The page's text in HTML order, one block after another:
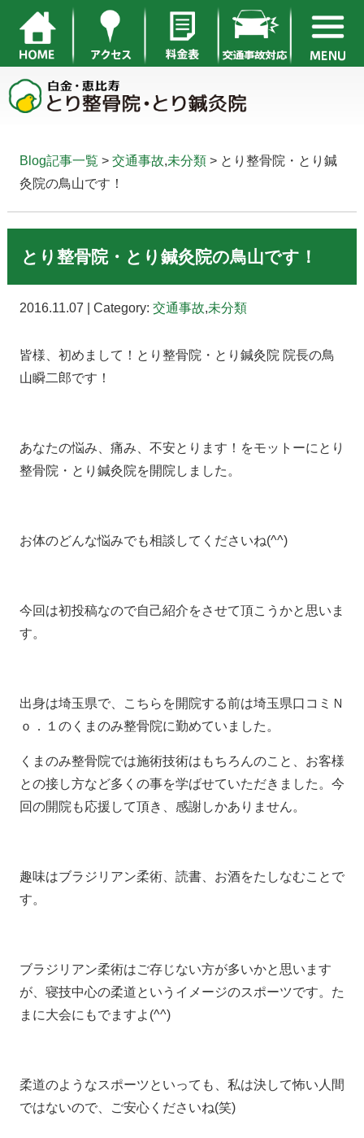
Blog記事一覧 > 交通事故,未分類> とり整骨院・とり鍼
灸院の鳥山です！
とり整骨院・とり鍼灸院の鳥山です！
2016.11.07 | Category: 交通事故,未分類
皆様、初めまして！とり整骨院・とり鍼灸院 院長の鳥
山瞬二郎です！
あなたの悩み、痛み、不安とります！をモットーにとり
整骨院・とり鍼灸院を開院しました。
お体のどんな悩みでも相談してくださいね(^^)
今回は初投稿なので自己紹介をさせて頂こうかと思いま
す。
出身は埼玉県で、こちらを開院する前は埼玉県口コミＮ
ｏ．１のくまのみ整骨院に勤めていました。
くまのみ整骨院では施術技術はもちろんのこと、お客様
との接し方など多くの事を学ばせていただきました。今
回の開院も応援して頂き、感謝しかありません。
趣味はブラジリアン柔術、読書、お酒をたしなむことで
す。
ブラジリアン柔術はご存じない方が多いかと思います
が、寝技中心の柔道というイメージのスポーツです。た
まに大会にもでますよ(^^)
柔道のようなスポーツといっても、私は決して怖い人間
ではないので、ご安心くださいね(笑)